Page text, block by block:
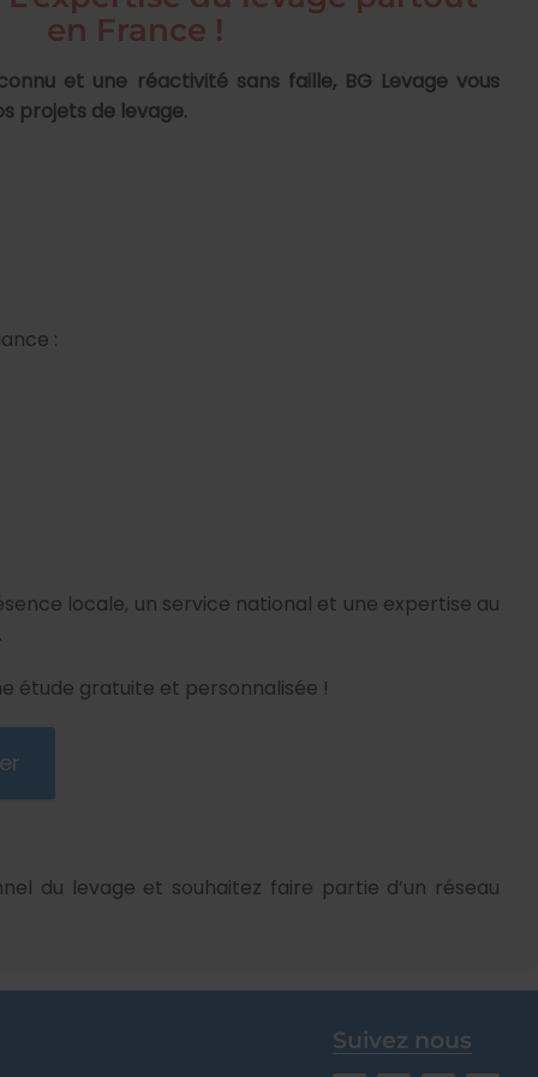
en France !
et une réactivité sans faille, BG Levage vous
projets de levage.
:
locale, un service national et une expertise au
étude gratuite et personnalisée !
du levage et souhaitez faire partie d’un réseau
Suivez nous